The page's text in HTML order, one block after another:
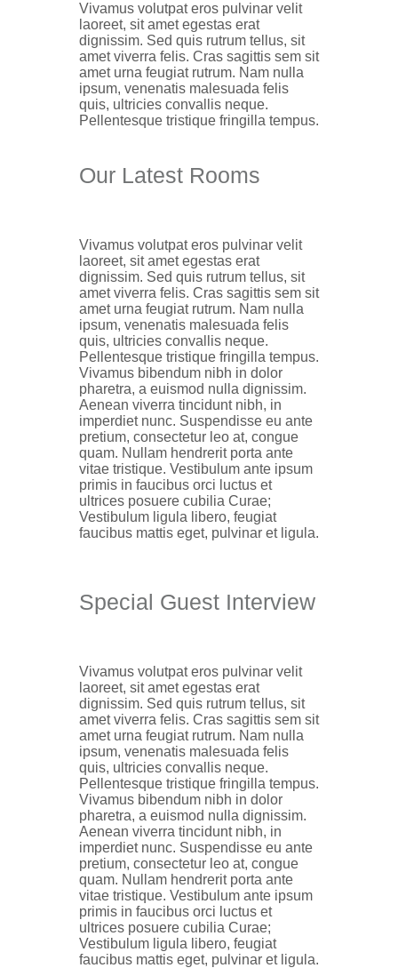
Vivamus volutpat eros pulvinar velit
laoreet, sit amet egestas erat
dignissim. Sed quis rutrum tellus, sit
amet viverra felis. Cras sagittis sem sit
amet urna feugiat rutrum. Nam nulla
ipsum, venenatis malesuada felis
quis, ultricies convallis neque.
Pellentesque tristique fringilla tempus.
Our Latest Rooms
Vivamus volutpat eros pulvinar velit
laoreet, sit amet egestas erat
dignissim. Sed quis rutrum tellus, sit
amet viverra felis. Cras sagittis sem sit
amet urna feugiat rutrum. Nam nulla
ipsum, venenatis malesuada felis
quis, ultricies convallis neque.
Pellentesque tristique fringilla tempus.
Vivamus bibendum nibh in dolor
pharetra, a euismod nulla dignissim.
Aenean viverra tincidunt nibh, in
imperdiet nunc. Suspendisse eu ante
pretium, consectetur leo at, congue
quam. Nullam hendrerit porta ante
vitae tristique. Vestibulum ante ipsum
primis in faucibus orci luctus et
ultrices posuere cubilia Curae;
Vestibulum ligula libero, feugiat
faucibus mattis eget, pulvinar et ligula.
Special Guest Interview
Vivamus volutpat eros pulvinar velit
laoreet, sit amet egestas erat
dignissim. Sed quis rutrum tellus, sit
amet viverra felis. Cras sagittis sem sit
amet urna feugiat rutrum. Nam nulla
ipsum, venenatis malesuada felis
quis, ultricies convallis neque.
Pellentesque tristique fringilla tempus.
Vivamus bibendum nibh in dolor
pharetra, a euismod nulla dignissim.
Aenean viverra tincidunt nibh, in
imperdiet nunc. Suspendisse eu ante
pretium, consectetur leo at, congue
quam. Nullam hendrerit porta ante
vitae tristique. Vestibulum ante ipsum
primis in faucibus orci luctus et
ultrices posuere cubilia Curae;
Vestibulum ligula libero, feugiat
faucibus mattis eget, pulvinar et ligula.